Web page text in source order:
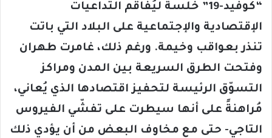
“كوفيد-19” خلسةً ليُفاقم التداعيات
الإقتصادية والإجتماعية على البلاد التي باتت
تنذر بعواقب وخيمة. ورغم ذلك، غامرت طهران
وفتحت الطرق السريعة بين المدن ومراكز
التسوّق الرئيسة لتحفيز اقتصادها الذي يُعاني،
مُراهنةً على أنها سيطرت على تفشّي الفيروس
التاجي- حتى مع مخاوف البعض من أن يؤدي ذلك